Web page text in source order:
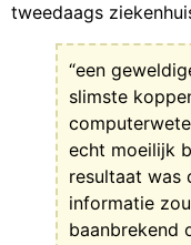
tweedaags
“een
slimste
echt moeilijk
resultaat was
informatie
baanbrekend